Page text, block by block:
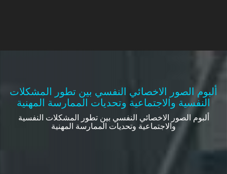
ألبوم الصور الاخصائي النفسي بين تطور المشكلات
النفسية والاجتماعية وتحديات الممارسة المهنية
ألبوم الصور الاخصائي النفسي بين تطور المشكلات النفسية
والاجتماعية وتحديات الممارسة المهنية